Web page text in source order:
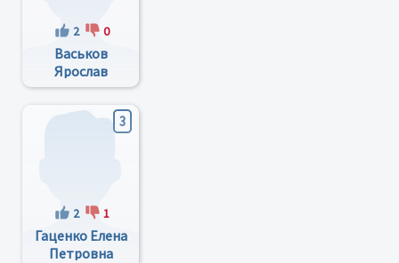
2 0
Васьков
Ярослав
Валерьевич
3
2 1
Гаценко Елена
Петровна